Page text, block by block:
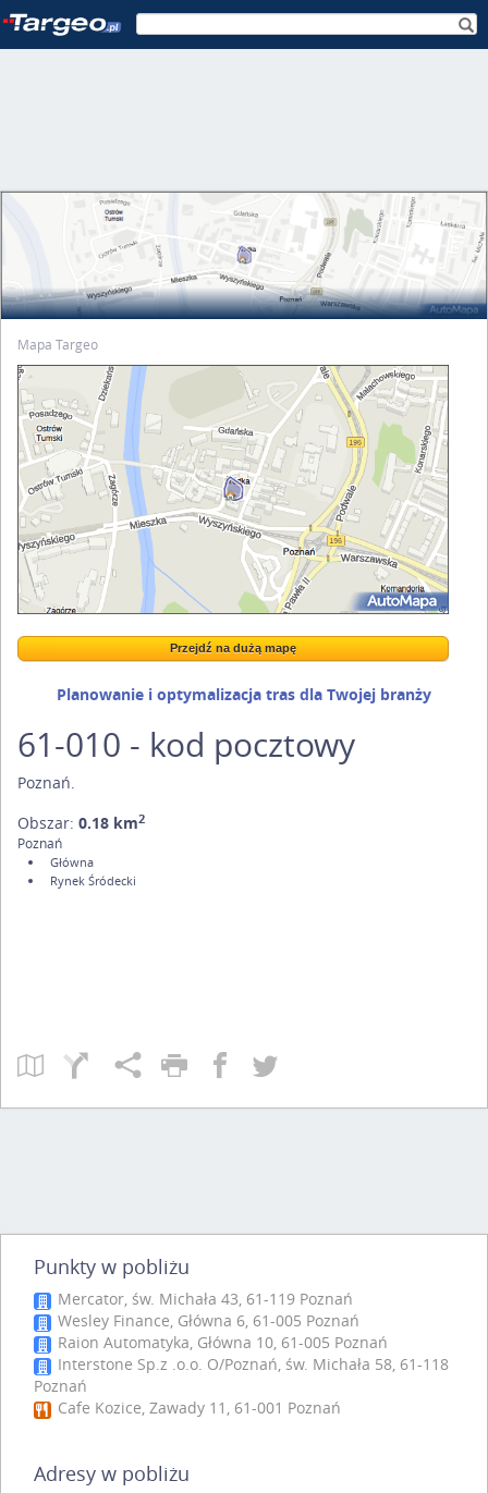
Mapa Targeo
Wstaw tę mapkę na swoją stronę
Przejdź na dużą mapę
Przejdź na dużą mapę
Planowanie i optymalizacja tras dla Twojej branży
61-010 - kod pocztowy
Poznań.
Obszar: 0.18 km2
Poznań
Główna
Rynek Śródecki
Punkty w pobliżu
Mercator, św. Michała 43, 61-119 Poznań
Wesley Finance, Główna 6, 61-005 Poznań
Raion Automatyka, Główna 10, 61-005 Poznań
Interstone Sp.z .o.o. O/Poznań, św. Michała 58, 61-118
Poznań
Cafe Kozice, Zawady 11, 61-001 Poznań
Adresy w pobliżu